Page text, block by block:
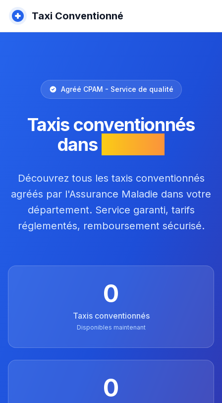
Taxi Conventionné
Agréé CPAM - Service de qualité
Taxis conventionnés
dans
Découvrez tous les taxis conventionnés
agréés par l'Assurance Maladie dans votre
département. Service garanti, tarifs
réglementés, remboursement sécurisé.
0
Taxis conventionnés
Disponibles maintenant
0